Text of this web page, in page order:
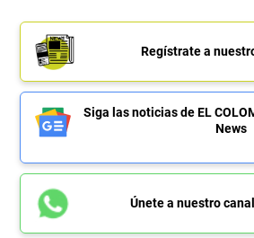
Regístrate a
Siga las noticias de EL
News
Únete a nuestro